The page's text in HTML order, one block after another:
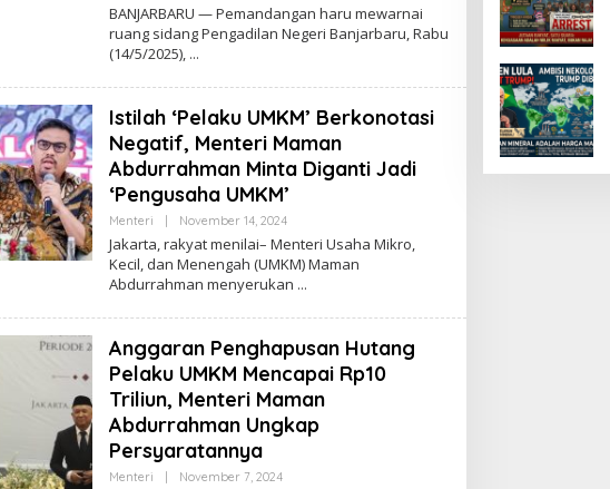
R
O
A
BANJARBARU — Pemandangan haru mewarnai
ruang sidang Pengadilan Negeri Banjarbaru, Rabu
(14/5/2025),
Istilah ‘Pelaku UMKM’ Berkonotasi
Negatif, Menteri Maman
Abdurrahman Minta Diganti Jadi
‘Pengusaha UMKM’
Menteri November 14, 2024B
R
O
R
A
Jakarta, rakyat menilai– Menteri Usaha Mikro,
Kecil, dan Menengah (UMKM) Maman
Abdurrahman menyerukan
Anggaran Penghapusan Hutang
Pelaku UMKM Mencapai Rp10
Triliun, Menteri Maman
Abdurrahman Ungkap
Persyaratannya
Menteri November 7, 2024B